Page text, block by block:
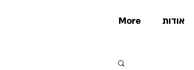
אודות More